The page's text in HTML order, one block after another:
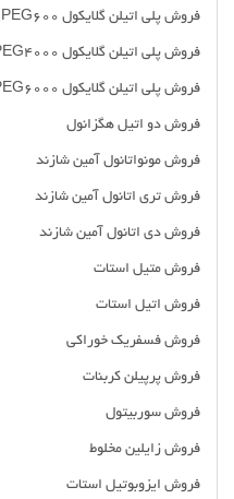
فروش پلی اتیلن گلایکول PEG600
فروش پلی اتیلن گلایکول PEG4000
فروش پلی اتیلن گلایکول PEG6000
فروش دو اتیل هگزانول
فروش مونواتانول آمین شازند
فروش تری اتانول آمین شازند
فروش دی اتانول آمین شازند
فروش متیل استات
فروش اتیل استات
فروش فسفریک خوراکی
فروش پرپیلن کربنات
فروش سوربیتول
فروش زایلین مخلوط
فروش ایزوبوتیل استات